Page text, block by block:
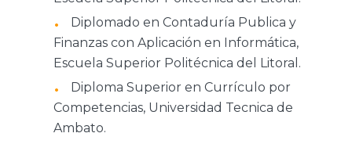
Diplomado en Contaduría Publica y
Finanzas con Aplicación en Informática,
Escuela Superior Politécnica del Litoral.
Diploma Superior en Currículo por
Competencias, Universidad Tecnica de
Ambato.